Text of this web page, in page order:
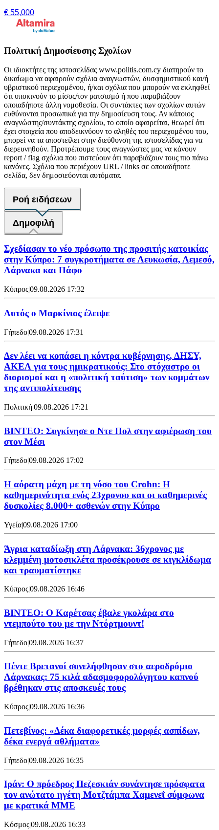
€ 55,000
Πολιτική Δημοσίευσης Σχολίων
Οι ιδιοκτήτες της ιστοσελίδας www.politis.com.cy διατηρούν το
δικαίωμα να αφαιρούν σχόλια αναγνωστών, δυσφημιστικού και/ή
υβριστικού περιεχομένου, ή/και σχόλια που μπορούν να εκληφθεί
ότι υποκινούν το μίσος/τον ρατσισμό ή που παραβιάζουν
οποιαδήποτε άλλη νομοθεσία. Οι συντάκτες των σχολίων αυτών
ευθύνονται προσωπικά για την δημοσίευση τους. Αν κάποιος
αναγνώστης/συντάκτης σχολίου, το οποίο αφαιρείται, θεωρεί ότι
έχει στοιχεία που αποδεικνύουν το αληθές του περιεχομένου του,
μπορεί να τα αποστείλει στην διεύθυνση της ιστοσελίδας για να
διερευνηθούν. Προτρέπουμε τους αναγνώστες μας να κάνουν
report / flag σχόλια που πιστεύουν ότι παραβιάζουν τους πιο πάνω
κανόνες. Σχόλια που περιέχουν URL / links σε οποιαδήποτε
σελίδα, δεν δημοσιεύονται αυτόματα.
Ροή ειδήσεων
Δημοφιλή
Σχεδίασαν το νέο πρόσωπο της προσιτής κατοικίας
στην Κύπρο: 7 συγκροτήματα σε Λευκωσία, Λεμεσό,
Λάρνακα και Πάφο
Κύπρος|09.08.2026 17:32
Αυτός ο Μαρκίνιος έλειψε
Γήπεδο|09.08.2026 17:31
Δεν λέει να κοπάσει η κόντρα κυβέρνησης, ΔΗΣΥ,
ΑΚΕΛ για τους ημικρατικούς: Στο στόχαστρο οι
διορισμοί και η «πολιτική ταύτιση» των κομμάτων
της αντιπολίτευσης
Πολιτική|09.08.2026 17:21
ΒΙΝΤΕΟ: Συγκίνησε ο Ντε Πολ στην αφιέρωση του
στον Μέσι
Γήπεδο|09.08.2026 17:02
Η αόρατη μάχη με τη νόσο του Crohn: Η
καθημερινότητα ενός 23χρονου και οι καθημερινές
δυσκολίες 8.000+ ασθενών στην Κύπρο
Υγεία|09.08.2026 17:00
Άγρια καταδίωξη στη Λάρνακα: 36χρονος με
κλεμμένη μοτοσικλέτα προσέκρουσε σε κιγκλίδωμα
και τραυματίστηκε
Κύπρος|09.08.2026 16:46
ΒΙΝΤΕΟ: Ο Καρέτσας έβαλε γκολάρα στο
ντεμπούτο του με την Ντόρτμουντ!
Γήπεδο|09.08.2026 16:37
Πέντε Βρετανοί συνελήφθησαν στο αεροδρόμιο
Λάρνακας: 75 κιλά αδασμοφορολόγητου καπνού
βρέθηκαν στις αποσκευές τους
Κύπρος|09.08.2026 16:36
Πετεβίνος: «Δέκα διαφορετικές μορφές ασπίδων,
δέκα ενεργά αθλήματα»
Γήπεδο|09.08.2026 16:35
Ιράν: Ο πρόεδρος Πεζεσκιάν συνάντησε πρόσφατα
τον ανώτατο ηγέτη Μοτζτάμπα Χαμενεΐ σύμφωνα
με κρατικά ΜΜΕ
Κόσμος|09.08.2026 16:33